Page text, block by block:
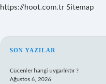
https://hoot.com.tr Sitemap
SIDEBAR
SON YAZILAR
Cücenler hangi uygarlıktır ?
Ağustos 6, 2026